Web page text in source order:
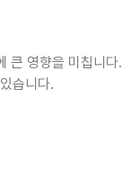
큰 영향을 미칩니다.
습니다.